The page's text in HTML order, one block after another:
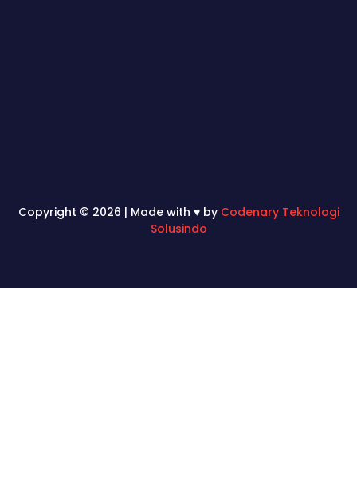
Copyright © 2026 | Made with ♥ by Codenary Teknologi
Solusindo